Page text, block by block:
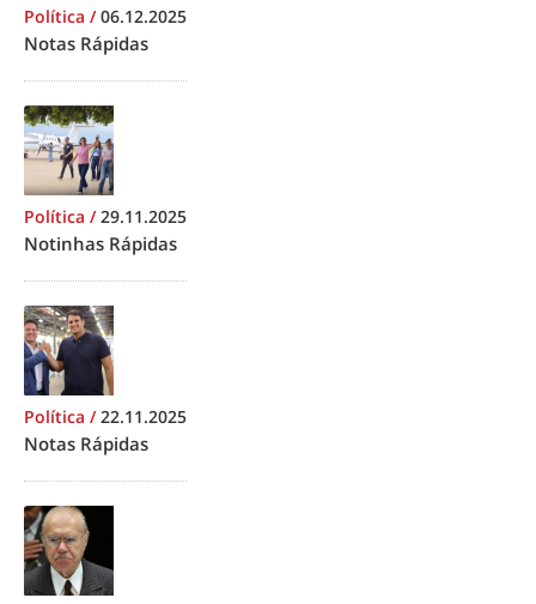
Política /06.12.2025
Notas Rápidas
Política /29.11.2025
Notinhas Rápidas
Política /22.11.2025
Notas Rápidas